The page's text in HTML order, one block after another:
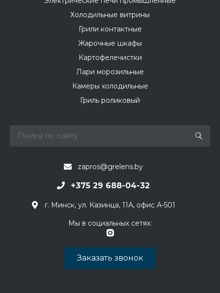
Холодильные витрины
Грили контактные
Жарочные шкафы
Картофелечистки
Лари морозильные
Камеры холодильные
Гриль роликовый
zapros@grelens.by
+375 29 688-04-32
г. Минск, ул. Казинца, 11А, офис А-501
Мы в социальных сетях:
Заказать звонок